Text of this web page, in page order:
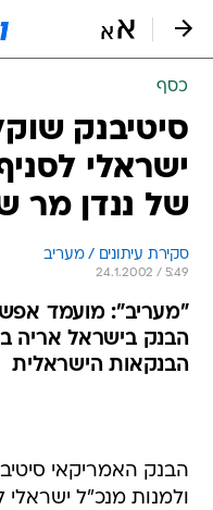
כסף
סיטיבנק
ישראלי
של ננדן מר
סקירת עיתונים / מעריב
24.1.2002 / 5:49
"מעריב": מועמד
הבנק בישראל אריה
הבנקאות הישראלית
הבנק האמריקאי
ולמנות מנכ"ל